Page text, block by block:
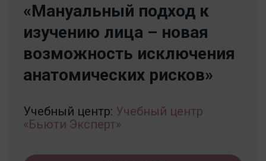
«Мануальный подход к
изучению лица – новая
возможность исключения
анатомических рисков»
Учебный центр: Учебный центр
«Бьюти Эксперт»